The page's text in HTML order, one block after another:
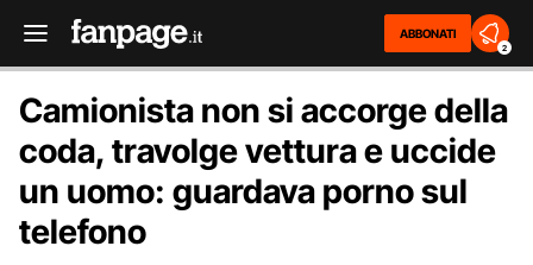
ABBONATI
2
Camionista non si accorge della
coda, travolge vettura e uccide
un uomo: guardava porno sul
telefono